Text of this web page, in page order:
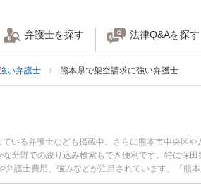
弁護士を探す 法律Q&Aを探す
い弁護士 熊本県で架空請求に強い弁護士
いる弁護士なども掲載中。さらに熊本市中央区
分野での絞り込み検索もでき便利です。特に保
護士費用、強みなどが注目されています。『熊
弁護士を検索したい』『初回相談無料で架空請求